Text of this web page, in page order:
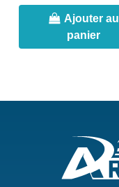
Ajouter au
panier